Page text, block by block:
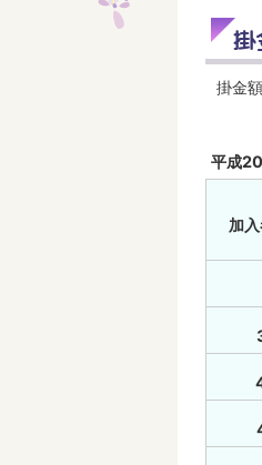
掛
掛金
平成
加